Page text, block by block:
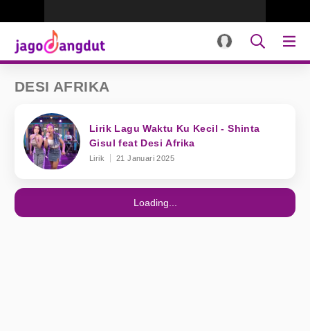
DESI AFRIKA
Lirik Lagu Waktu Ku Kecil - Shinta
Gisul feat Desi Afrika
Lirik 21 Januari 2025
Loading...